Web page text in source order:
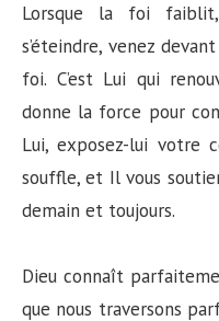
Lorsque la foi faiblit,
s’éteindre, venez
foi. C’est Lui qui
donne la force pour
Lui, exposez-lui votre
souffle, et Il vous
demain et toujours.
Dieu connaît
que nous traversons